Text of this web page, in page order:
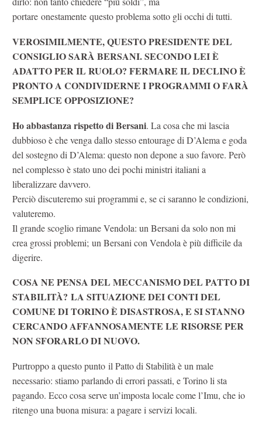
portare onestamente questo problema sotto gli occhi di tutti.
VEROSIMILMENTE, QUESTO PRESIDENTE DEL
CONSIGLIO SARÀ BERSANI. SECONDO LEI È
ADATTO PER IL RUOLO? FERMARE IL DECLINO È
PRONTO A CONDIVIDERNE I PROGRAMMI O FARÀ
SEMPLICE OPPOSIZIONE?
Ho abbastanza rispetto di Bersani. La cosa che mi lascia
dubbioso è che venga dallo stesso entourage di D’Alema e goda
del sostegno di D’Alema: questo non depone a suo favore. Però
nel complesso è stato uno dei pochi ministri italiani a
liberalizzare davvero.
Perciò discuteremo sui programmi e, se ci saranno le condizioni,
valuteremo.
Il grande scoglio rimane Vendola: un Bersani da solo non mi
crea grossi problemi; un Bersani con Vendola è più difficile da
digerire.
COSA NE PENSA DEL MECCANISMO DEL PATTO DI
STABILITÀ? LA SITUAZIONE DEI CONTI DEL
COMUNE DI TORINO È DISASTROSA, E SI STANNO
CERCANDO AFFANNOSAMENTE LE RISORSE PER
NON SFORARLO DI NUOVO.
Purtroppo a questo punto il Patto di Stabilità è un male
necessario: stiamo parlando di errori passati, e Torino li sta
pagando. Ecco cosa serve un’imposta locale come l’Imu, che io
ritengo una buona misura: a pagare i servizi locali.